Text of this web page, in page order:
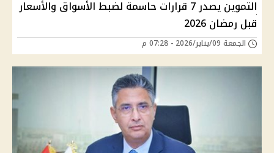
التموين يصدر 7 قرارات حاسمة لضبط الأسواق والأسعار
قبل رمضان 2026
الجمعة 09/يناير/2026 - 07:28 م